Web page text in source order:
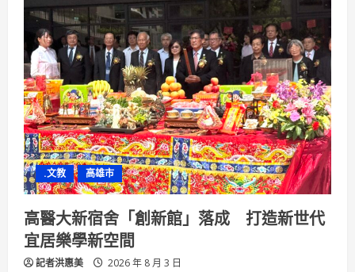
過
棉
花
糖
的
孩
子，
到
開
著
粉
紅
棉
花
糖
車
走
遍
屏
東，
吳
尤
敏
用
.文教 高雄市
高醫大新宿舍「創新館」落成 打造新世代
宜居樂學新空間
記者洪惠美 2026 年 8 月 3 日